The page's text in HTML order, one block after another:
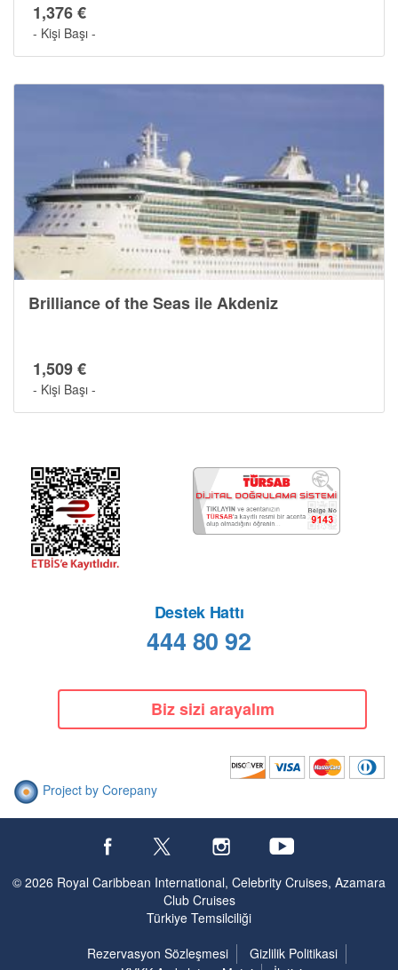
Gemide Yaşam
1,376 €
- Kişi Başı -
Brilliance of the Seas ile Akdeniz
1,509 €
- Kişi Başı -
Destek Hattı
444 80 92
Biz sizi arayalım
Project by Corepany
© 2026 Royal Caribbean International, Celebrity Cruises, Azamara
Club Cruises
Türkiye Temsilciliği
Rezervasyon Sözleşmesi
Gizlilik Politikasi